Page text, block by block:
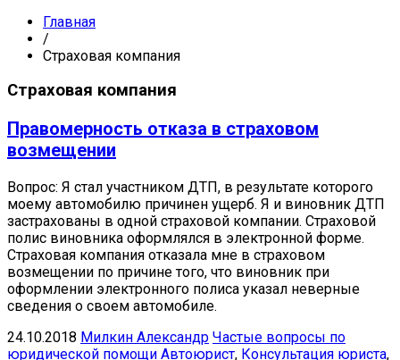
Главная
/
Страховая компания
Страховая компания
Правомерность отказа в страховом
возмещении
Вопрос: Я стал участником ДТП, в результате которого
моему автомобилю причинен ущерб. Я и виновник ДТП
застрахованы в одной страховой компании. Страховой
полис виновника оформлялся в электронной форме.
Страховая компания отказала мне в страховом
возмещении по причине того, что виновник при
оформлении электронного полиса указал неверные
сведения о своем автомобиле.
24.10.2018 Милкин Александр Частые вопросы по
юридической помощи Автоюрист, Консультация юриста,